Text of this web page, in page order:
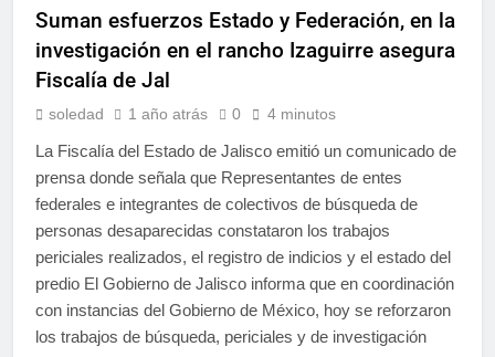
Suman esfuerzos Estado y Federación, en la
investigación en el rancho Izaguirre asegura
Fiscalía de Jal
soledad 1 año atrás 0 4 minutos
La Fiscalía del Estado de Jalisco emitió un comunicado de
prensa donde señala que Representantes de entes
federales e integrantes de colectivos de búsqueda de
personas desaparecidas constataron los trabajos
periciales realizados, el registro de indicios y el estado del
predio El Gobierno de Jalisco informa que en coordinación
con instancias del Gobierno de México, hoy se reforzaron
los trabajos de búsqueda, periciales y de investigación